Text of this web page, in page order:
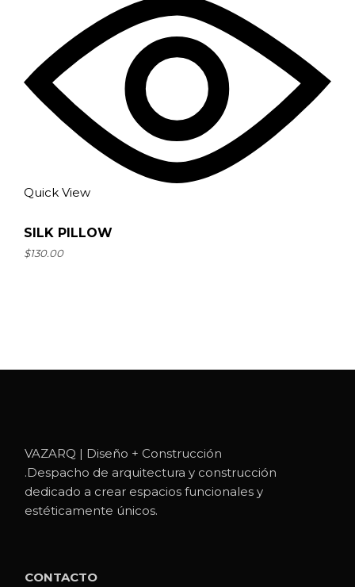
Quick View
SILK PILLOW
$130.00
VAZARQ | Diseño + Construcción
.Despacho de arquitectura y construcción
dedicado a crear espacios funcionales y
estéticamente únicos.
CONTACTO